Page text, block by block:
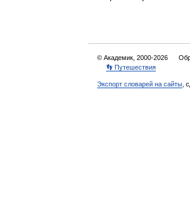
© Академик, 2000-2026
👣 Путешествия
Экспорт словарей на сайты ,